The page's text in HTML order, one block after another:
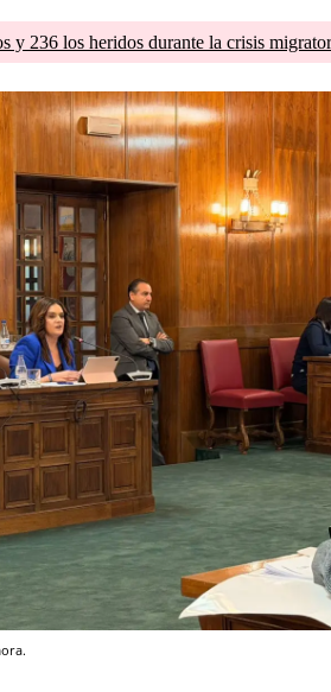
y 236 los heridos durante la crisis